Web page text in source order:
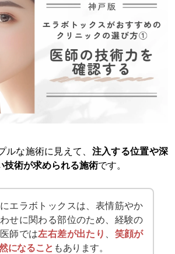
ルな施術に見えて、 注入する位置や深
技術が求められる施術です。
エラボトックスは、表情筋やか
せに関わる部位のため、経験の
師では左右差が出たり
笑顔が
になること もあります。